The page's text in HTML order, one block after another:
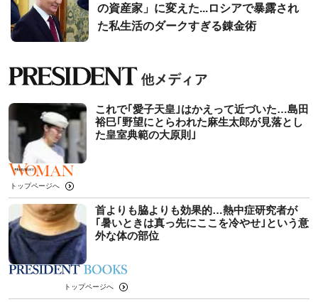
の資産家」に変えた...ロシアで暴露され
た私生活のダークすぎる錬金術
これで｢愛子天皇｣はかえって近づいた…島田
裕巳｢野望にとらわれた麻生太郎が見落とし
た皇室典範の大原則｣
トップページへ
首よりも脇よりも効果的…熱中症研究者が
｢暑いときは真っ先にここを冷やせ｣という意
外な体の部位
トップページへ